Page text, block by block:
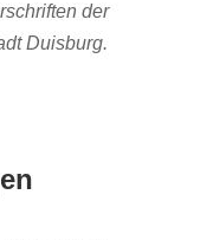
der
Duisburg.